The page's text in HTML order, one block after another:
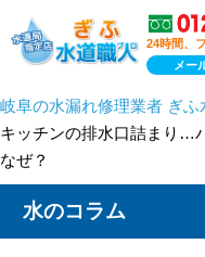
24時間、
メー
岐阜の水漏れ修理業者 ぎふ
キッチンの排水口詰まり…
なぜ？
水のコラム